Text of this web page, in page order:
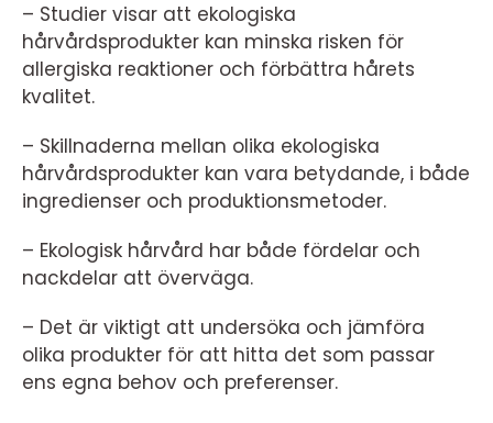
– Studier visar att ekologiska
hårvårdsprodukter kan minska risken för
allergiska reaktioner och förbättra hårets
kvalitet.
– Skillnaderna mellan olika ekologiska
hårvårdsprodukter kan vara betydande, i både
ingredienser och produktionsmetoder.
– Ekologisk hårvård har både fördelar och
nackdelar att överväga.
– Det är viktigt att undersöka och jämföra
olika produkter för att hitta det som passar
ens egna behov och preferenser.